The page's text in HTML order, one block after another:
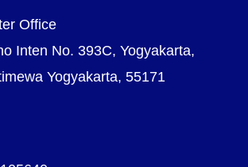
Office
Inten No. 393C, Yogyakarta,
Yogyakarta, 55171